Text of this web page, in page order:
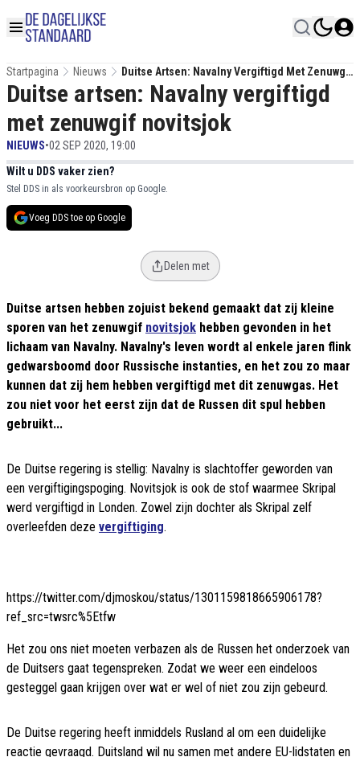
Startpagina Nieuws
Duitse Artsen: Navalny Vergiftigd Met Zenuwgif
Novitsjok
Duitse artsen: Navalny vergiftigd
met zenuwgif novitsjok
NIEUWS•02 SEP 2020, 19:00
Wilt u DDS vaker zien?
Stel DDS in als voorkeursbron op Google.
Voeg DDS toe op Google
Delen met
Duitse artsen hebben zojuist bekend gemaakt dat zij kleine
sporen van het zenuwgif novitsjok hebben gevonden in het
lichaam van Navalny. Navalny's leven wordt al enkele jaren flink
gedwarsboomd door Russische instanties, en het zou zo maar
kunnen dat zij hem hebben vergiftigd met dit zenuwgas. Het
zou niet voor het eerst zijn dat de Russen dit spul hebben
gebruikt...
De Duitse regering is stellig: Navalny is slachtoffer geworden van
een vergiftigingspoging. Novitsjok is ook de stof waarmee Skripal
werd vergiftigd in Londen. Zowel zijn dochter als Skripal zelf
overleefden deze vergiftiging.
https://twitter.com/djmoskou/status/1301159818665906178?
ref_src=twsrc%5Etfw
Het zou ons niet moeten verbazen als de Russen het onderzoek van
de Duitsers gaat tegenspreken. Zodat we weer een eindeloos
gesteggel gaan krijgen over wat er wel of niet zou zijn gebeurd.
De Duitse regering heeft inmiddels Rusland al om een duidelijke
reactie gevraagd. Duitsland wil nu samen met andere EU-lidstaten en